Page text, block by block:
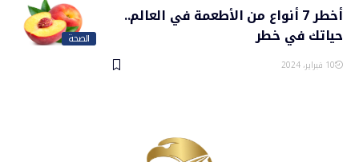
الصحة
أخطر 7 أنواع من الأطعمة في العالم..
حياتك في خطر
10 فبراير، 2024